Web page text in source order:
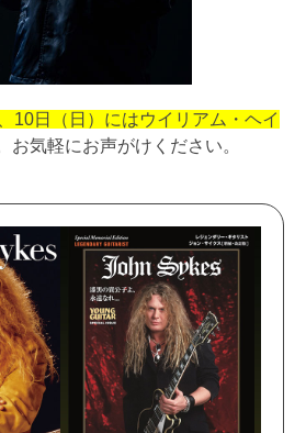
10日（日）にはウイリアム・ヘイ
お気軽にお声がけください。